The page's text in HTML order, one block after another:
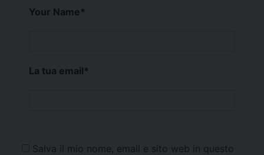
Your Name*
La tua email*
Salva il mio nome, email e sito web in questo